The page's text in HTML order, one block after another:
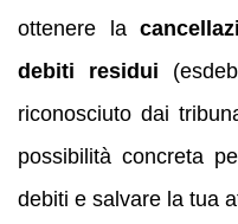
ottenere la
debiti residui
riconosciuto dai
possibilità concreta
debiti e salvare la tua